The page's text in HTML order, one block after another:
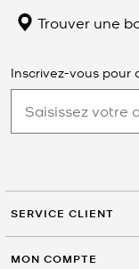
Trouver une
Inscrivez-vous pour
SERVICE CLIENT
MON COMPTE